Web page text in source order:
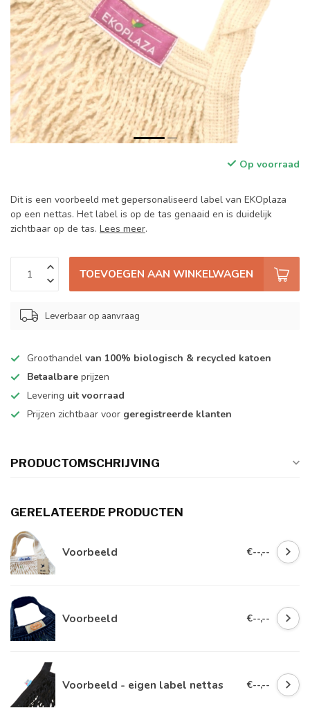
Op voorraad
Dit is een voorbeeld met gepersonaliseerd label van EKOplaza
op een nettas. Het label is op de tas genaaid en is duidelijk
zichtbaar op de tas. Lees meer.
TOEVOEGEN AAN WINKELWAGEN
Leverbaar op aanvraag
Groothandel van 100% biologisch & recycled katoen
Betaalbare prijzen
Levering uit voorraad
Prijzen zichtbaar voor geregistreerde klanten
PRODUCTOMSCHRIJVING
GERELATEERDE PRODUCTEN
Voorbeeld €--,--
Voorbeeld €--,--
Voorbeeld - eigen label nettas €--,--